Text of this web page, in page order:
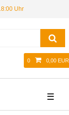
Uhr
0 0,00 EUR
☰